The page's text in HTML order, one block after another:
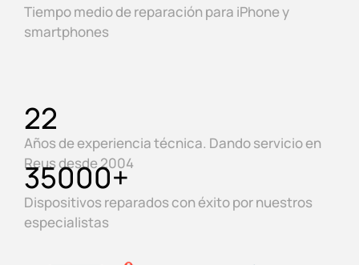
Tiempo medio de reparación para iPhone y
smartphones
Años de experiencia técnica. Dando servicio en
Reus desde 2004
22
Dispositivos reparados con éxito por nuestros
especialistas
35000+